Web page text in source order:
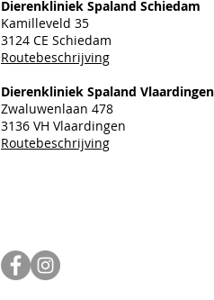
Dierenkliniek Spaland Schiedam
Kamilleveld 35
3124 CE Schiedam
Routebeschrijving
Dierenkliniek Spaland Vlaardingen
Zwaluwenlaan 478
3136 VH Vlaardingen
Routebeschrijving